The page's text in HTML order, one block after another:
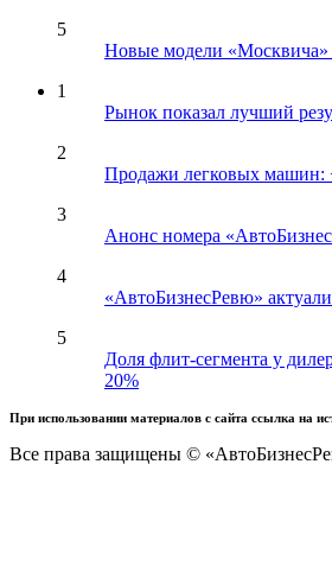
5
Новые модели «Москвича»
1
Рынок показал лучший
2
Продажи легковых машин:
3
Анонс номера
4
«АвтоБизнесРевю»
5
Доля флит-сегмента у
20%
При использовании материалов с сайта ссылка на
Все права защищены ©